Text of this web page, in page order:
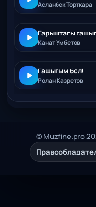
Асланбек Торткара
Гарыштагы
Канат Умбетов
Гашыгым бол!
Ролан Казретов
© Muzfine.pro